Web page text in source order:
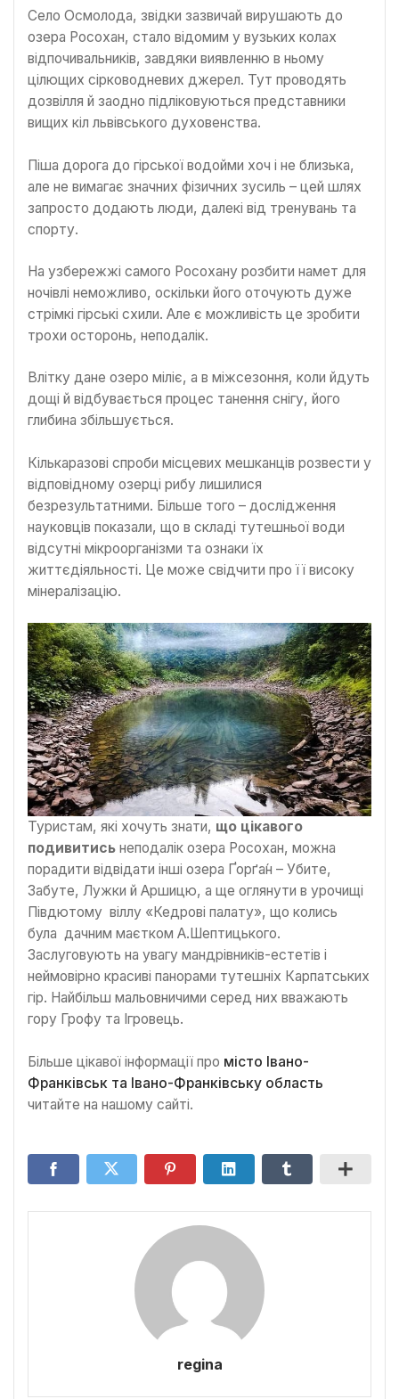
Село Осмолода, звідки зазвичай вирушають до
озера Росохан, стало відомим у вузьких колах
відпочивальників, завдяки виявленню в ньому
цілющих сірководневих джерел. Тут проводять
дозвілля й заодно підліковуються представники
вищих кіл львівського духовенства.
Піша дорога до гірської водойми хоч і не близька,
але не вимагає значних фізичних зусиль – цей шлях
запросто додають люди, далекі від тренувань та
спорту.
На узбережжі самого Росохану розбити намет для
ночівлі неможливо, оскільки його оточують дуже
стрімкі гірські схили. Але є можливість це зробити
трохи осторонь, неподалік.
Влітку дане озеро міліє, а в міжсезоння, коли йдуть
дощі й відбувається процес танення снігу, його
глибина збільшується.
Кількаразові спроби місцевих мешканців розвести у
відповідному озерці рибу лишилися
безрезультатними. Більше того – дослідження
науковців показали, що в складі тутешньої води
відсутні мікроорганізми та ознаки їх
життєдіяльності. Це може свідчити про її високу
мінералізацію.
Туристам, які хочуть знати, що цікавого
подивитись неподалік озера Росохан, можна
порадити відвідати інші озера Ґорґа́н – Убите,
Забуте, Лужки й Аршицю, а ще оглянути в урочищі
Півдютому віллу «Кедрові палату», що колись
була дачним маєтком А.Шептицького.
Заслуговують на увагу мандрівників-естетів і
неймовірно красиві панорами тутешніх Карпатських
гір. Найбільш мальовничими серед них вважають
гору Грофу та Ігровець.
Більше цікавої інформації про місто Івано-
Франківськ та Івано-Франківську область
читайте на нашому сайті.
regina